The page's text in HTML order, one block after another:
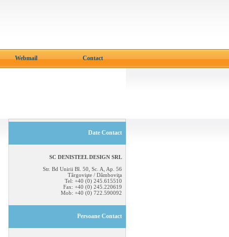
Webmail Contact
Date Contact
SC DENISTEEL DESIGN SRL
Str. Bd Unirii Bl. 50, Sc. A, Ap. 56
Târgovişte / Dâmboviţa
Tel: +40 (0) 245.615510
Fax: +40 (0) 245.220619
Mob: +40 (0) 722.590092
Persoane Contact